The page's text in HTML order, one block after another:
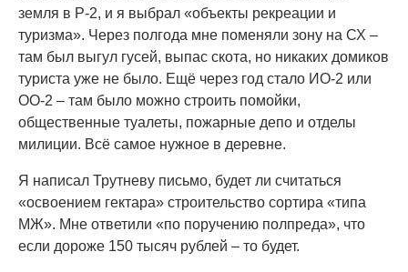
земля в Р-2, и я выбрал «объекты рекреации и
туризма». Через полгода мне поменяли зону на СХ –
там был выгул гусей, выпас скота, но никаких домиков
туриста уже не было. Ещё через год стало ИО-2 или
ОО-2 – там было можно строить помойки,
общественные туалеты, пожарные депо и отделы
милиции. Всё самое нужное в деревне.
Я написал Трутневу письмо, будет ли считаться
«освоением гектара» строительство сортира «типа
МЖ». Мне ответили «по поручению полпреда», что
если дороже 150 тысяч рублей – то будет.